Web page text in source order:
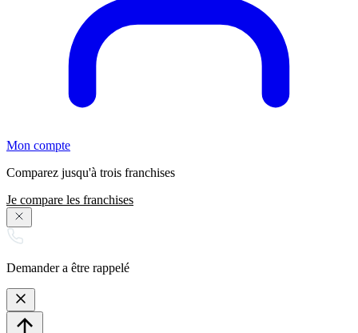
Mon compte
Comparez jusqu'à trois franchises
Je compare les franchises
Demander a être rappelé